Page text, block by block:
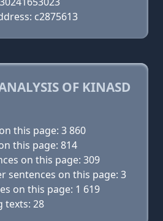
c2875613
OF KINASD
this page: 3 860
this page: 814
on this page: 309
sentences on this page: 3
on this page: 1 619
texts: 28